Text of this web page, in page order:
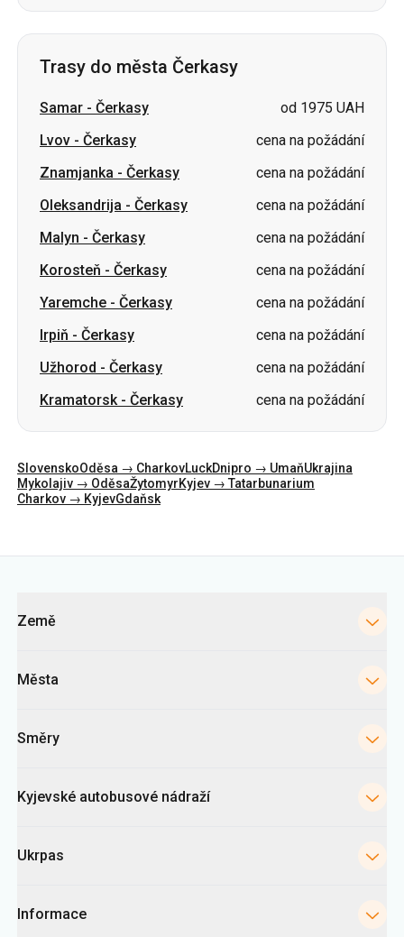
Samar-Čerkasy
od 1975 UAH
Znamjanka -Čerkasy
Oleksandrija-Čerkasy
cena na požádání
Malyn-Čerkasy
cena na požádání
Korosteň-Čerkasy
cena na požádání
Yaremche-Čerkasy
cena na požádání
Irpiň-Čerkasy
cena na požádání
Užhorod-Čerkasy
cena na požádání
Kramatorsk-Čerkasy cena na požádání
SlovenskoOděsa → Charkov Dnipro → Umaň Ukrajina
Žytomyr
Charkov → KyjevGdaňsk
Kategorie